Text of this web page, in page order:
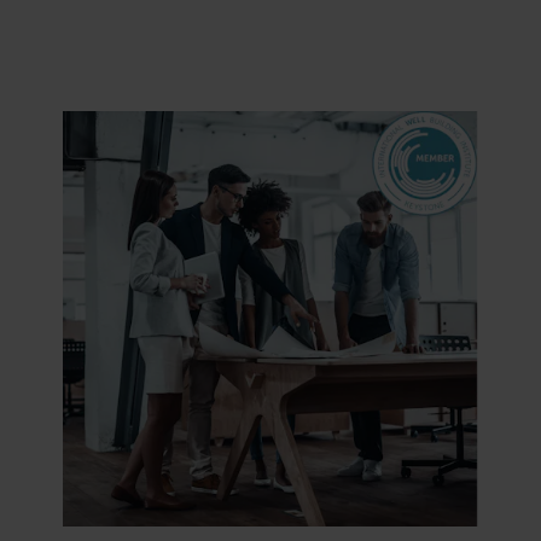
specifikt ROCKWOOL-företag som är
personuppgiftsansvarig för dina personuppgifter.